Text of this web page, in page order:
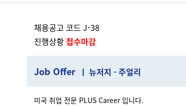
채용공고 코드 J-38
진행상황접수마감
Job Offer ㅣ 뉴저지 - 주얼리
미국 취업 전문 PLUS Career 입니다.